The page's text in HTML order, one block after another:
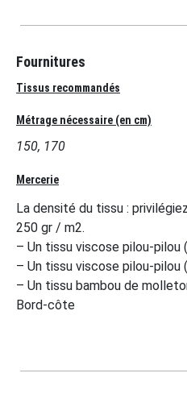
Fournitures
Tissus recommandés
Métrage nécessaire (en cm)
150, 170
Mercerie
La densité du tissu :
250 gr / m2.
– Un tissu viscose pilou-pilou
– Un tissu viscose pilou-pilou
– Un tissu bambou de
Bord-côte